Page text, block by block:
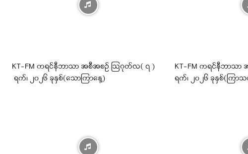
KT-FM ကရင်နီဘာသာ အစီအစဉ် ဩဂုတ်လ( ၇ )
ရက်၊ ၂၀၂၆ ခုနှစ်(သောကြာနေ့)
KT-FM ကရင်နီဘာသ
ရက်၊ ၂၀၂၆ ခုနှစ်(ကြာ